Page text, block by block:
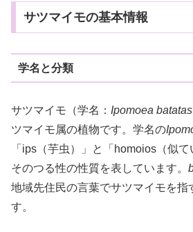
サツマイモの基本情報
学名と分類
サツマイモ（学名： Ipomoea batatas
ツマイモ属の植物です。学名の
「ips（芋虫）」と「homoios（似て
そのつる性の性質を表しています。
地域先住民の言葉でサツマイモを指
す。